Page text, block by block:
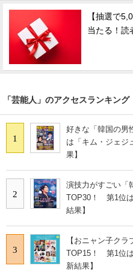
【抽選で
当たる！読
「芸能人」のアクセスランキング
1
好きな「韓国の
は「キム・ジェジ
果】
2
演技力がすごい「
TOP30！ 第1位
結果】
3
【おニャン子ク
TOP15！ 第1位
新結果】